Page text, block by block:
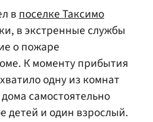
впоселке Таксимо
в экстренные службы
о пожаре
К моменту прибытия
одну из комнат
самостоятельно
детей и один взрослый.